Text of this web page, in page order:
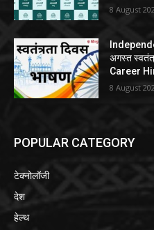
8 August
अगस्त
Career
8 August
POPULAR CATEGORY
टेक्नोलॉजी
देश
हेल्थ